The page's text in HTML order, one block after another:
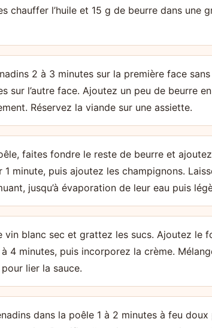
chauffer l’huile et 15 g de beurre dans une
2 à 3 minutes sur la première face
sur l’autre face. Ajoutez un peu de beurre
Réservez la viande sur une assiette.
faites fondre le reste de beurre et
1 minute, puis ajoutez les champignons.
jusqu’à évaporation de leur eau puis
vin blanc sec et grattez les sucs. Ajoutez le
4 minutes, puis incorporez la crème.
lier la sauce.
dans la poêle 1 à 2 minutes à feu doux